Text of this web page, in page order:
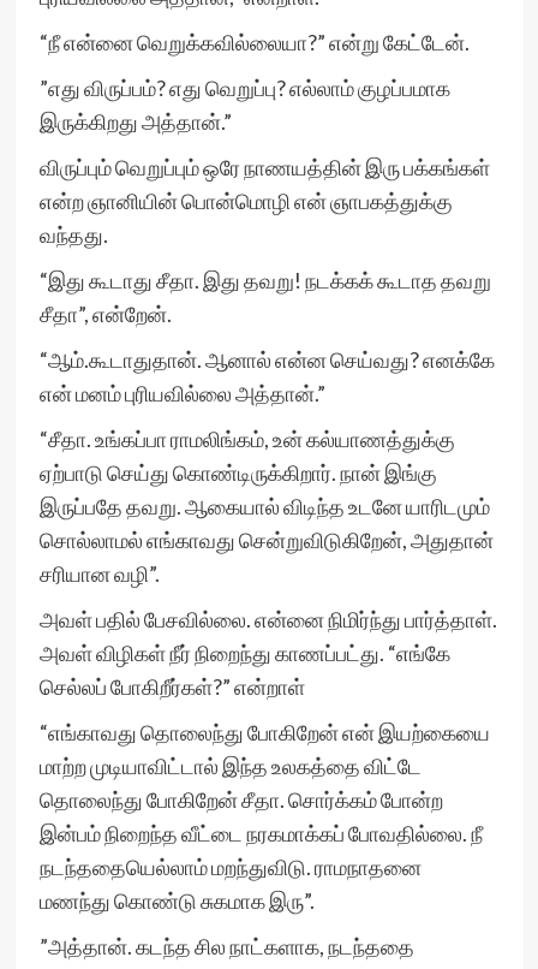
“நீ என்னை வெறுக்கவில்லையா?” என்று கேட்டேன்.
”எது விருப்பம்? எது வெறுப்பு? எல்லாம் குழப்பமாக
இருக்கிறது அத்தான்.”
விருப்பும் வெறுப்பும் ஒரே நாணயத்தின் இரு பக்கங்கள்
என்ற ஞானியின் பொன்மொழி என் ஞாபகத்துக்கு
வந்தது.
“இது கூடாது சீதா. இது தவறு! நடக்கக் கூடாத தவறு
சீதா”, என்றேன்.
“ஆம்.கூடாதுதான். ஆனால் என்ன செய்வது? எனக்கே
என் மனம் புரியவில்லை அத்தான்.”
“சீதா. உங்கப்பா ராமலிங்கம், உன் கல்யாணத்துக்கு
ஏற்பாடு செய்து கொண்டிருக்கிறார். நான் இங்கு
இருப்பதே தவறு. ஆகையால் விடிந்த உடனே யாரிடமும்
சொல்லாமல் எங்காவது சென்றுவிடுகிறேன், அதுதான்
சரியான வழி”.
அவள் பதில் பேசவில்லை. என்னை நிமிர்ந்து பார்த்தாள்.
அவள் விழிகள் நீர் நிறைந்து காணப்பட்து. “எங்கே
செல்லப் போகிறீர்கள்?” என்றாள்
“எங்காவது தொலைந்து போகிறேன் என் இயற்கையை
மாற்ற முடியாவிட்டால் இந்த உலகத்தை விட்டே
தொலைந்து போகிறேன் சீதா. சொர்க்கம் போன்ற
இன்பம் நிறைந்த வீட்டை நரகமாக்கப் போவதில்லை. நீ
நடந்ததையெல்லாம் மறந்துவிடு. ராமநாதனை
மணந்து கொண்டு சுகமாக இரு”.
”அத்தான். கடந்த சில நாட்களாக, நடந்ததை